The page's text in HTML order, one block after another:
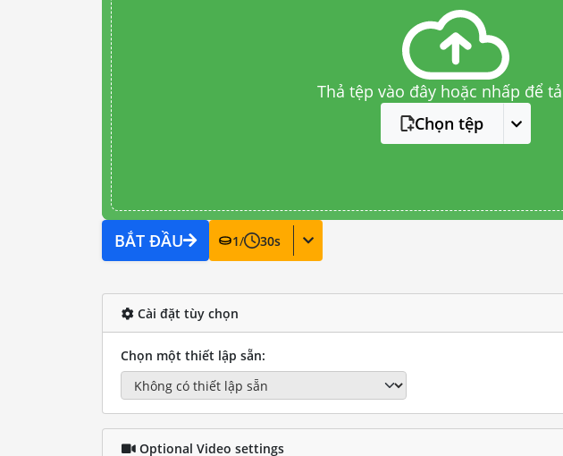
Thả tệp vào đây hoặc nhấp để
Chọn tệp
BẮT ĐẦU 1/ 30s
Cài đặt tùy chọn
Chọn một thiết lập sẵn:
Optional Video settings